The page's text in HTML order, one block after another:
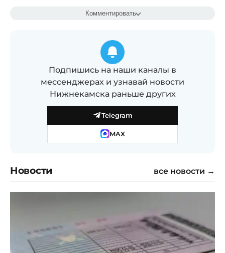
Комментировать
Подпишись на наши каналы в
мессенджерах и узнавай новости
Нижнекамска раньше других
Telegram
MAX
Новости все новости →